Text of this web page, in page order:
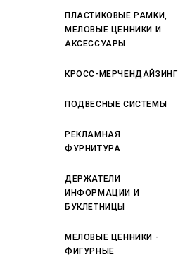
ПЛАСТИКОВЫЕ РАМКИ,
МЕЛОВЫЕ ЦЕННИКИ И
АКСЕССУАРЫ
КРОСС-МЕРЧЕНДАЙЗИНГ
ПОДВЕСНЫЕ СИСТЕМЫ
РЕКЛАМНАЯ
ФУРНИТУРА
ДЕРЖАТЕЛИ
ИНФОРМАЦИИ И
БУКЛЕТНИЦЫ
МЕЛОВЫЕ ЦЕННИКИ -
ФИГУРНЫЕ